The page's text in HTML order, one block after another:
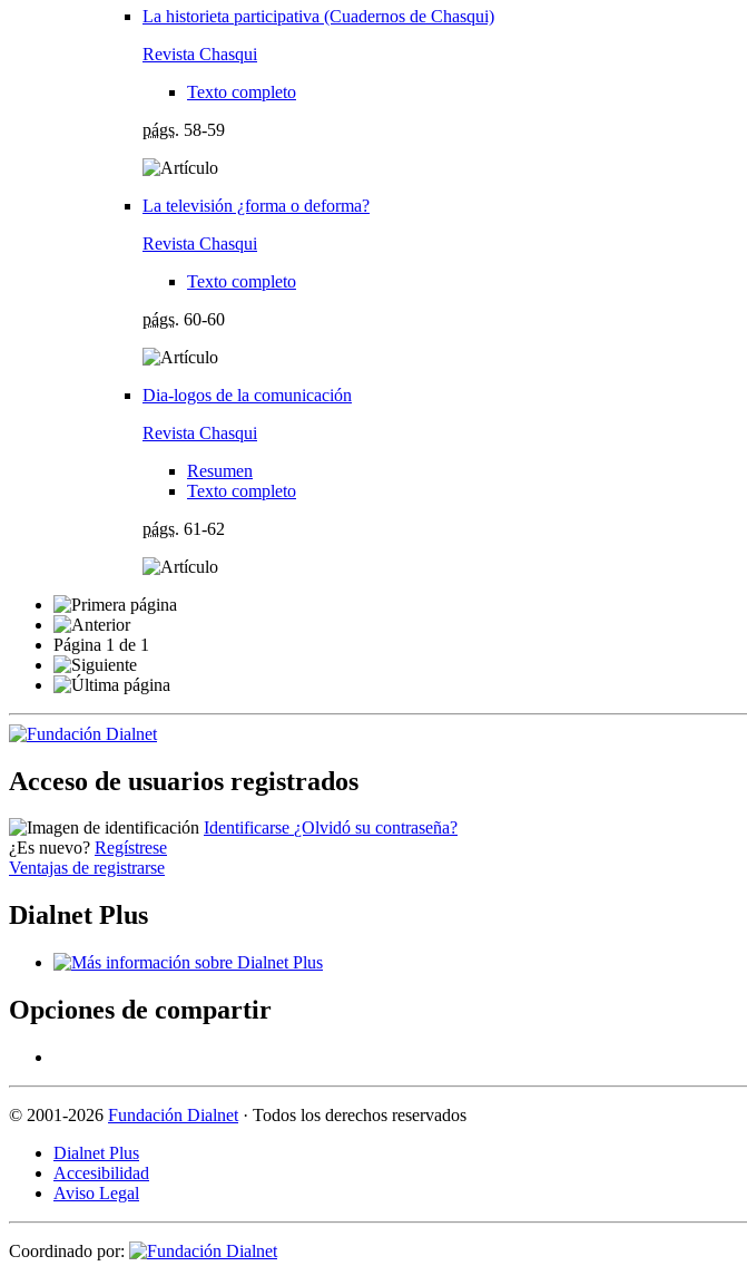
La historieta participativa (Cuadernos de Chasqui)
Revista Chasqui
Texto completo
págs. 58-59
La televisión ¿forma o deforma?
Revista Chasqui
Texto completo
págs. 60-60
Dia-logos de la comunicación
Revista Chasqui
Resumen
Texto completo
págs. 61-62
Página 1 de 1
Acceso de usuarios registrados
Identificarse ¿Olvidó su contraseña?
¿Es nuevo? Regístrese
Ventajas de registrarse
Dialnet Plus
Opciones de compartir
© 2001-2026 Fundación Dialnet · Todos los derechos reservados
Dialnet Plus
Accesibilidad
Aviso Legal
Coordinado por: